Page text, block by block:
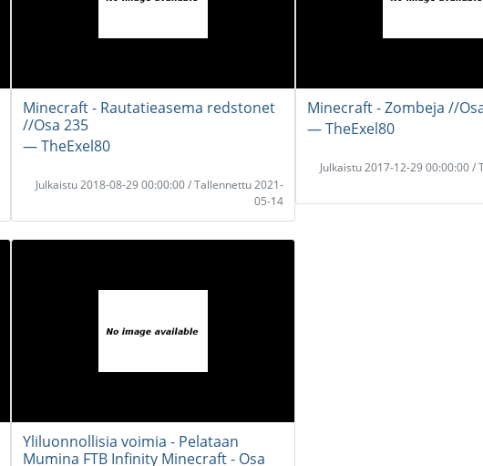
Minecraft - Rautatieasema redstonet
//Osa 235
― TheExel80
Julkaistu 2018-08-29 00:00:00 / Tallennettu 2021-
05-14
Minecraft - Zombeja //
― TheExel80
Julkaistu 2017-12-29 00:00:00 /
Yliluonnollisia voimia - Pelataan
Mumina FTB Infinity Minecraft - Osa